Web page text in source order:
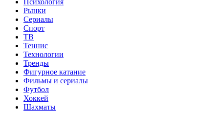
Рынки
Сериалы
Спорт
ТВ
Теннис
Технологии
Тренды
Фигурное катание
Фильмы и сериалы
Футбол
Хоккей
Шахматы